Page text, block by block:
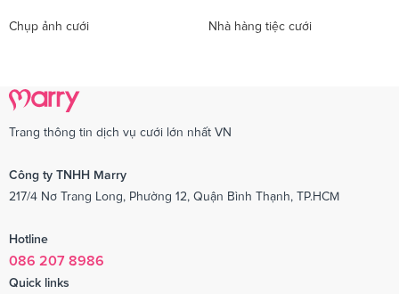
Chụp ảnh cưới Nhà hàng tiệc cưới
Trang thông tin dịch vụ cưới lớn nhất VN
Công ty TNHH Marry
217/4 Nơ Trang Long, Phường 12, Quận Bình Thạnh, TP.HCM
Hotline
086 207 8986
Quick links